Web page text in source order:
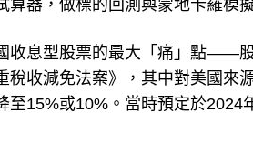
算器，做標的回測與蒙地卡羅模
收息型股票的最大「痛」點——
稅收減免法案》，其中對美國
至15%或10%。當時預定於